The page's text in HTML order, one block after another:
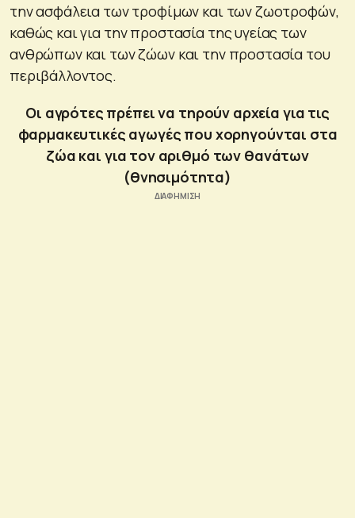
την ασφάλεια των τροφίμων και των ζωοτροφών,
καθώς και για την προστασία της υγείας των
ανθρώπων και των ζώων και την προστασία του
περιβάλλοντος.
Οι αγρότες πρέπει να τηρούν αρχεία για τις
φαρμακευτικές αγωγές που χορηγούνται στα
ζώα και για τον αριθμό των θανάτων
(θνησιμότητα)